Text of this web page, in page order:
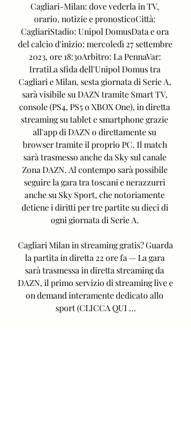
Cagliari-Milan: dove vederla in TV,
orario, notizie e pronosticoCittà:
CagliariStadio: Unipol DomusData e ora
del calcio d'inizio: mercoledì 27 settembre
2023, ore 18:30Arbitro: La PennaVar:
IrratiLa sfida dell'Unipol Domus tra
Cagliari e Milan, sesta giornata di Serie A,
sarà visibile su DAZN tramite Smart TV,
console (PS4, PS5 o XBOX One), in diretta
streaming su tablet e smartphone grazie
all'app di DAZN o direttamente su
browser tramite il proprio PC. Il match
sarà trasmesso anche da Sky sul canale
Zona DAZN. Al contempo sarà possibile
seguire la gara tra toscani e nerazzurri
anche su Sky Sport, che notoriamente
detiene i diritti per tre partite su dieci di
ogni giornata di Serie A.
Cagliari Milan in streaming gratis? Guarda
la partita in diretta 22 ore fa — La gara
sarà trasmessa in diretta streaming da
DAZN, il primo servizio di streaming live e
on demand interamente dedicato allo
sport (CLICCA QUI ...